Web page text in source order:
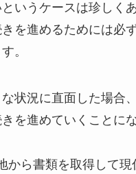
いうケースは珍しく
きを進めるためには必
。
状況に直面した場合
を進めていくことに
から書類を取得して現